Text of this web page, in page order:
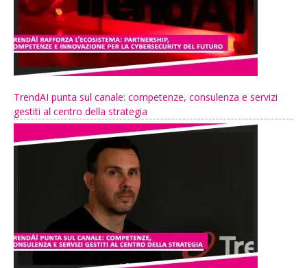
TrendAI punta sul canale: competenze, consulenza e servizi
gestiti al centro della strategia